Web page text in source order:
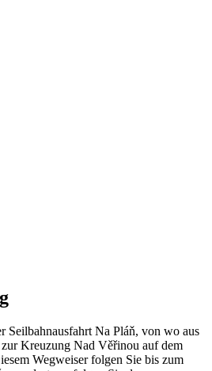
Seilbahnausfahrt Na Pláň, von wo aus
Kreuzung Nad Věřinou auf dem
Wegweiser folgen Sie bis zum